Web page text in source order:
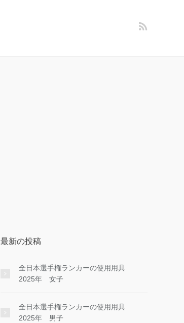
最新の投稿
全日本選手権ランカーの使用用具
2025年 女子
全日本選手権ランカーの使用用具
2025年 男子